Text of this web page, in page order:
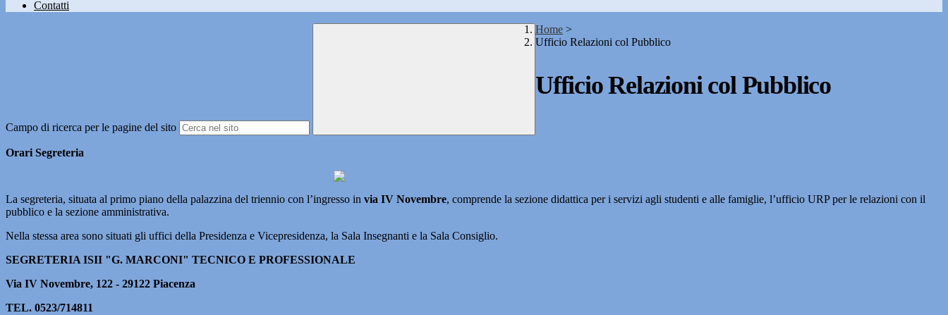
Contatti
Campo di ricerca per le pagine del sito
Home >
Ufficio Relazioni col Pubblico
Ufficio Relazioni col Pubblico
Orari Segreteria
La segreteria, situata al primo piano della palazzina del triennio con l’ingresso in via IV Novembre, comprende la sezione didattica per i servizi agli studenti e alle famiglie, l’ufficio URP per le relazioni con il
pubblico e la sezione amministrativa.
Nella stessa area sono situati gli uffici della Presidenza e Vicepresidenza, la Sala Insegnanti e la Sala Consiglio.
SEGRETERIA ISII "G. MARCONI" TECNICO E PROFESSIONALE
Via IV Novembre, 122 - 29122 Piacenza
TEL. 0523/714811